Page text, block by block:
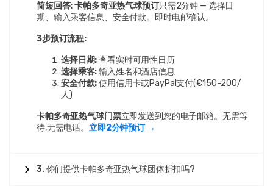
简短回答:卡帕多奇亚热气球预订只需2分钟 — 选择日
期、输入乘客信息、安全付款。即时电邮确认。
3步预订流程:
选择日期:查看实时可用性日历
选择乘客:输入姓名和酒店信息
安全付款:使用信用卡或PayPal支付(€150–200/
人)
卡帕多奇亚热气球门票立即发送到您的电子邮箱。无需等
待,无需电话。立即2分钟预订 →
3. 你们提供卡帕多奇亚热气球团体折扣吗?